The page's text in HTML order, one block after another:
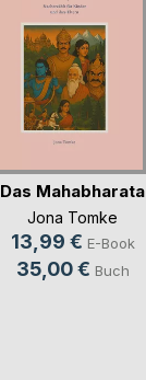
Das Mahabharata
Jona Tomke
13,99 € E-Book
35,00 € Buch